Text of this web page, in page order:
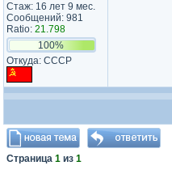
Стаж: 16 лет 9 мес.
Сообщений: 981
Ratio: 21.798
100%
Откуда: СССР
Страница 1 из 1